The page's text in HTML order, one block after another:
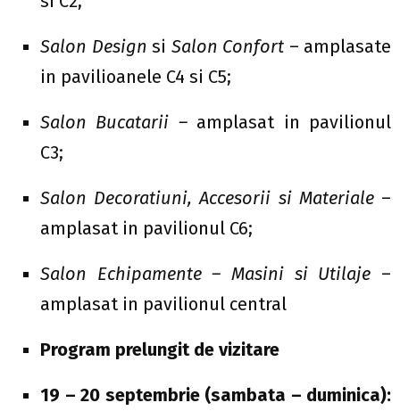
Salon Design si Salon Confort – amplasate
in pavilioanele C4 si C5;
Salon Bucatarii –amplasat in pavilionul
C3;
Salon Decoratiuni, Accesorii si Materiale–
amplasat in pavilionul C6;
Salon Echipamente – Masini si Utilaje –
amplasat in pavilionul central
Program prelungit de vizitare
19 – 20 septembrie (sambata – duminica):